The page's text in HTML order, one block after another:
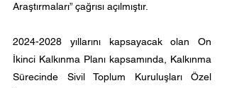
Araştırmaları” çağrısı açılmıştır.
2024-2028 yıllarını kapsayacak olan On
İkinci Kalkınma Planı kapsamında, Kalkınma
Sürecinde Sivil Toplum Kuruluşları Özel